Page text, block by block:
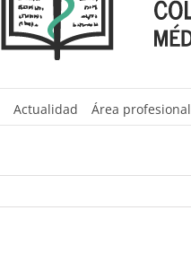
Actualidad Área profesional